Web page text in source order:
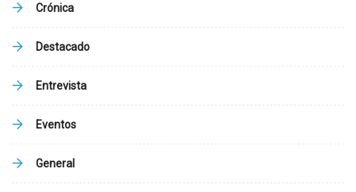
Crónica
Destacado
Entrevista
Eventos
General